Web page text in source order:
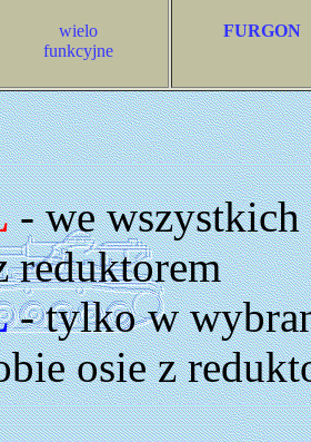
wielo
funkcyjne
FURGON
- we wszystkich
reduktorem
- tylko w
osie z